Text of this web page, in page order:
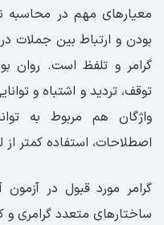
معیارهای مهم در محاسبه
بودن و ارتباط بین جملات
گرامر و تلفظ است. روان
توقف، تردید و اشتباه و
واژگان هم مربوط به
اصطلاحات، استفاده کمتر
گرامر مورد قبول در
ساختارهای متعدد گرامری و